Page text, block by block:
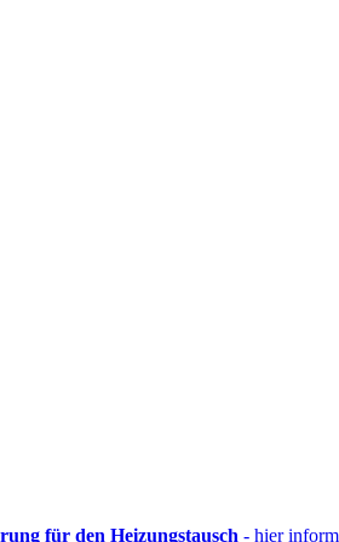
für den Heizungstausch - hier